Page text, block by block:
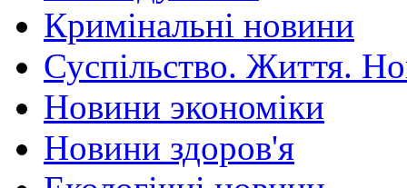
Кримінальні новини
Суспільство. Життя.
Новини экономіки
Новини здоров'я